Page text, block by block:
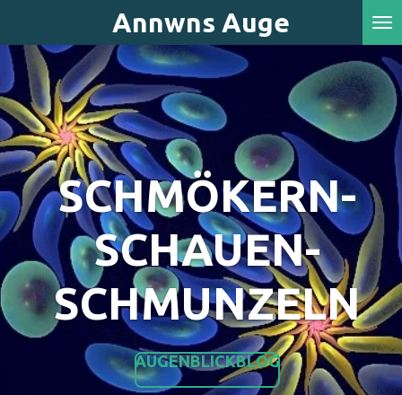
springen
Annwns Auge
SCHMÖKERN-
SCHAUEN-
SCHMUNZELN
AUGENBLICKBLOG